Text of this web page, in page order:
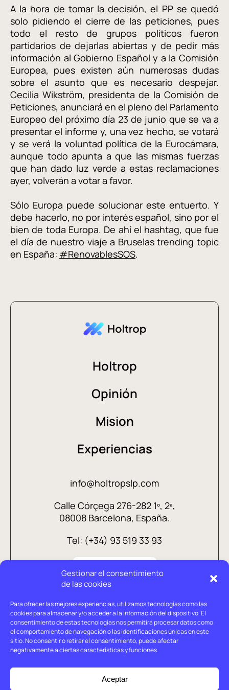
Gestionar el consentimiento
de las cookies
Para ofrecer las mejores experiencias, utilizamos tecnologías como las
cookies para almacenar y/o acceder a la información del dispositivo. El
consentimiento de estas tecnologías nos permitirá procesar datos como
el comportamiento de navegación o las identificaciones únicas en este
sitio. No consentir o retirar el consentimiento, puede afectar
negativamente a ciertas características y funciones.
Aceptar
A la hora de tomar la decisión, el PP se quedó
solo pidiendo el cierre de las peticiones, pues
todo el resto de grupos políticos fueron
partidarios de dejarlas abiertas y de pedir más
información al Gobierno Español y a la Comisión
Europea, pues existen aún numerosas dudas
sobre el asunto que es necesario despejar.
Cecilia Wikström, presidenta de la Comisión de
Peticiones, anunciará en el pleno del Parlamento
Europeo del próximo día 23 de junio que se va a
presentar el informe y, una vez hecho, se votará
y se verá la voluntad política de la Eurocámara,
aunque todo apunta a que las mismas fuerzas
que han dado luz verde a estas reclamaciones
ayer, volverán a votar a favor.
Sólo Europa puede solucionar este entuerto. Y
debe hacerlo, no por interés español, sino por el
bien de toda Europa. De ahí el hashtag, que fue
el día de nuestro viaje a Bruselas trending topic
en España: #RenovablesSOS.
Holtrop
Opinión
Mision
Experiencias
info@holtropslp.com
Calle Córçega 276-282 1º, 2ª,
08008 Barcelona, España.
Tel: (+34) 93 519 33 93
Aviso legal
Política de privacidad